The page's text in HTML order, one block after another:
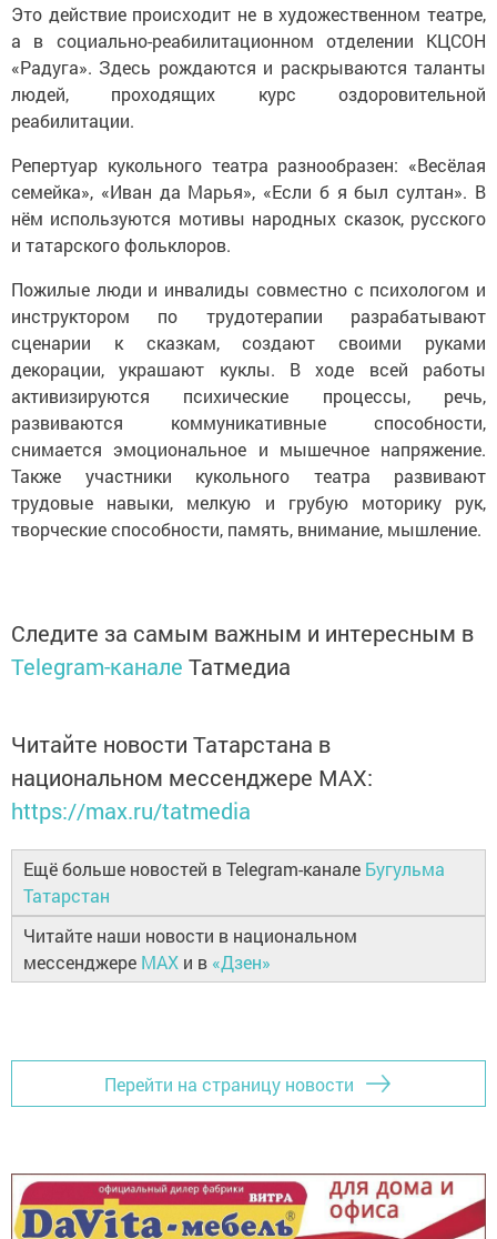
Это действие происходит не в художественном театре,
а в социально-реабилитационном отделении КЦСОН
«Радуга». Здесь рождаются и раскрываются таланты
людей, проходящих курс оздоровительной
реабилитации.
Репертуар кукольного театра разнообразен: «Весёлая
семейка», «Иван да Марья», «Если б я был султан». В
нём используются мотивы народных сказок, русского
и татарского фольклоров.
Пожилые люди и инвалиды совместно с психологом и
инструктором по трудотерапии разрабатывают
сценарии к сказкам, создают своими руками
декорации, украшают куклы. В ходе всей работы
активизируются психические процессы, речь,
развиваются коммуникативные способности,
снимается эмоциональное и мышечное напряжение.
Также участники кукольного театра развивают
трудовые навыки, мелкую и грубую моторику рук,
творческие способности, память, внимание, мышление.
Следите за самым важным и интересным в
Telegram-канале Татмедиа
Читайте новости Татарстана в
национальном мессенджере MАХ:
https://max.ru/tatmedia
Ещё больше новостей в Telegram-канале Бугульма
Татарстан
Читайте наши новости в национальном
мессенджере MAX и в «Дзен»
Перейти на страницу новости